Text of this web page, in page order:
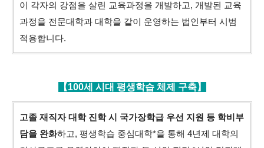
이 각자의 강점을 살린 교육과정을 개발하고, 개발된 교육
과정을 전문대학과 대학을 같이 운영하는 법인부터 시범
적용합니다.
【100세 시대 평생학습 체제 구축】
고졸 재직자 대학 진학 시 국가장학급 우선 지원 등 학비부
담을 완화하고, 평생학습 중심대학*을 통해 4년제 대학의